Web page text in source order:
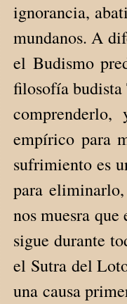
ignorancia,
mundanos. A
el Budismo
filosofía budista
empírico para
sufrimiento es
para
nos muesra
sigue durante
el Sutra del
una causa